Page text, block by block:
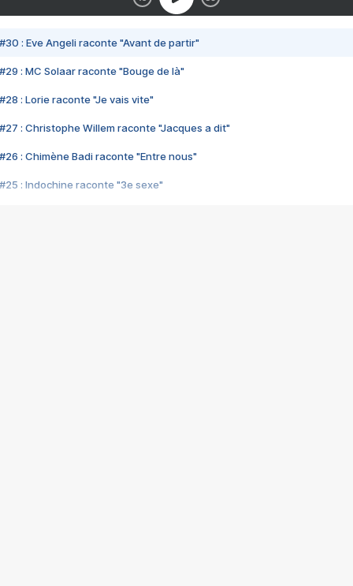
#30 : Eve Angeli raconte "Avant de partir"
#29 : MC Solaar raconte "Bouge de là"
#28 : Lorie raconte "Je vais vite"
#27 : Christophe Willem raconte "Jacques a dit"
#26 : Chimène Badi raconte "Entre nous"
#25 : Indochine raconte "3e sexe"